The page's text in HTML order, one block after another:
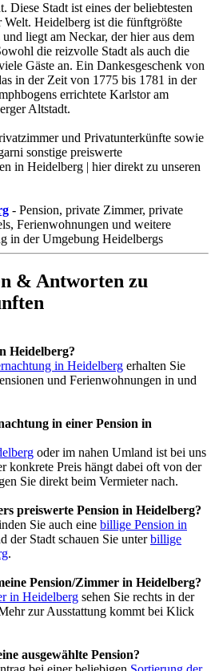
Diese Stadt ist eines der beliebtesten
Welt. Heidelberg ist die fünftgrößte
liegt am Neckar, der hier aus dem
die reizvolle Stadt als auch die
Gäste an. Ein Dankesgeschenk von
in der Zeit von 1775 bis 1781 in der
errichtete Karlstor am
Altstadt.
und Privatunterkünfte sowie
sonstige preiswerte
in Heidelberg | hier direkt zu unseren
- Pension, private Zimmer, private
Ferienwohnungen und weitere
in der Umgebung Heidelbergs
& Antworten zu
Heidelberg?
in Heidelberg erhalten Sie
und Ferienwohnungen in und
in einer Pension in
oder im nahen Umland ist bei uns
konkrete Preis hängt dabei oft von der
Sie direkt beim Vermieter nach.
preiswerte Pension in Heidelberg?
Sie auch eine billige Pension in
der Stadt schauen Sie unterbillige
.
Pension/Zimmer in Heidelberg?
in Heidelberg sehen Sie rechts in der
zur Ausstattung kommt bei Klick
ausgewählte Pension?